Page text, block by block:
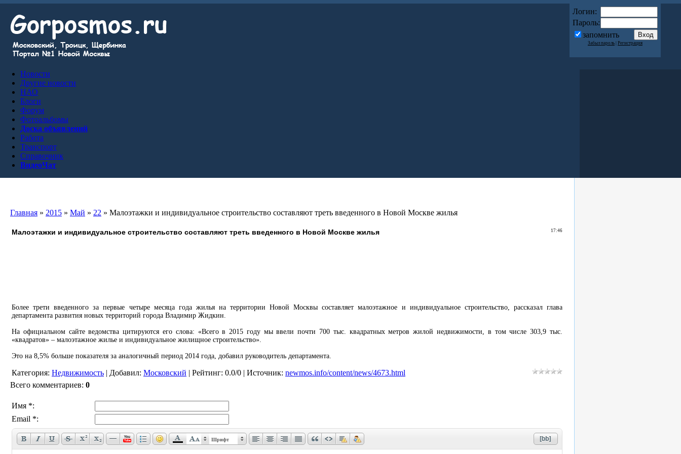
Логин:
Пароль:
запомнить
Забыл пароль Регистрация
Новости
Другие новости
НАО
Блоги
Форум
Фотоальбомы
Доска объявлений
Работа
Транспорт
Справочник
ВидеоЧат
Главная » 2015 » Май » 22 » Малоэтажки и индивидуальное строительство составляют треть введенного в Новой Москве жилья
17:46
Малоэтажки и индивидуальное строительство составляют треть введенного в Новой Москве жилья
Более трети введенного за первые четыре месяца года жилья на территории Новой Москвы составляет малоэтажное и индивидуальное строительство, рассказал глава
департамента развития новых территорий города Владимир Жидкин.
На официальном сайте ведомства цитируются его слова: «Всего в 2015 году мы ввели почти 700 тыс. квадратных метров жилой недвижимости, в том числе 303,9 тыс.
«квадратов» – малоэтажное жилье и индивидуальное жилищное строительство».
Это на 8,5% больше показателя за аналогичный период 2014 года, добавил руководитель департамента.
Категория: Недвижимость | Добавил: Московский | Рейтинг: 0.0/0 | Источник: newmos.info/content/news/4673.html
Всего комментариев: 0
Имя *:
Email *:
Шрифт